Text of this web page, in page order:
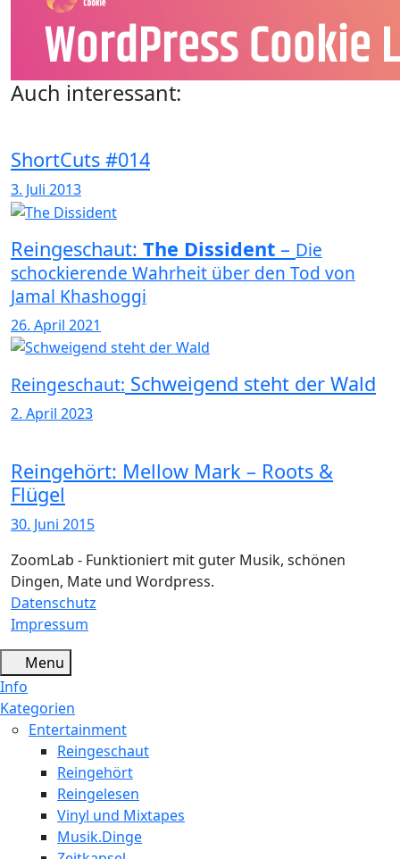
Auch interessant:
ShortCuts #014
3. Juli 2013
Reingeschaut: The Dissident – Die
schockierende Wahrheit über den Tod von
Jamal Khashoggi
26. April 2021
Reingeschaut: Schweigend steht der Wald
2. April 2023
Reingehört: Mellow Mark – Roots &
Flügel
30. Juni 2015
ZoomLab - Funktioniert mit guter Musik, schönen
Dingen, Mate und Wordpress.
Datenschutz
Impressum
Menu
Info
Kategorien
Entertainment
Reingeschaut
Reingehört
Reingelesen
Vinyl und Mixtapes
Musik.Dinge